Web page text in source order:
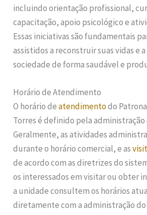
incluindo orientação profissional,
capacitação, apoio psicológico e
Essas iniciativas são fundamentais
assistidos a reconstruir suas vidas e
sociedade de forma saudável e
Horário de Atendimento
O horário deatendimentodo
Torres é definido pela administração
Geralmente, as atividades
durante o horário comercial, e as
de acordo com as diretrizes do
os interessados em visitar ou obter
a unidade consultem os horários
diretamente com a administração